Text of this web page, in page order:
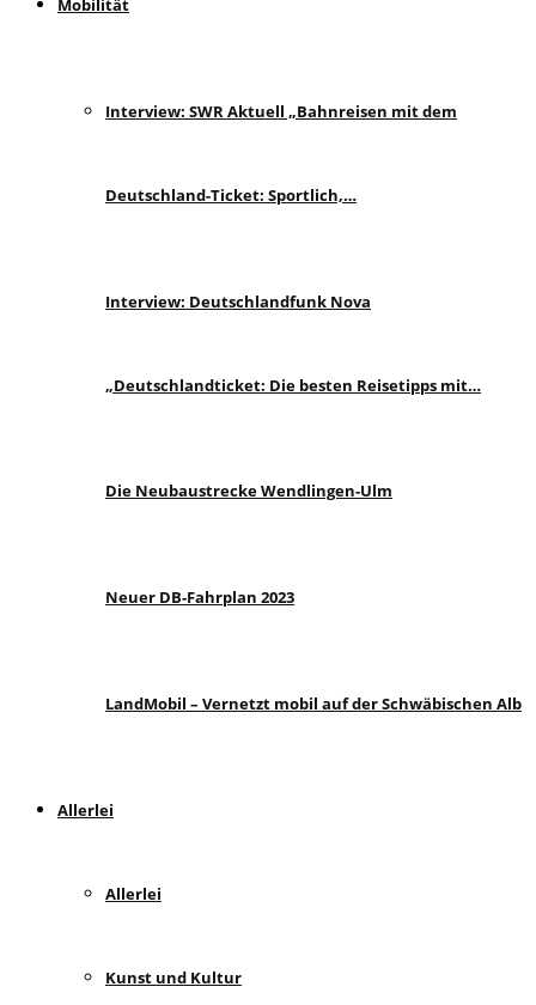
Mobilität
Interview: SWR Aktuell „Bahnreisen mit dem
Deutschland-Ticket: Sportlich,…
Interview: Deutschlandfunk Nova
„Deutschlandticket: Die besten Reisetipps mit…
Die Neubaustrecke Wendlingen-Ulm
Neuer DB-Fahrplan 2023
LandMobil – Vernetzt mobil auf der Schwäbischen Alb
Allerlei
Allerlei
Kunst und Kultur